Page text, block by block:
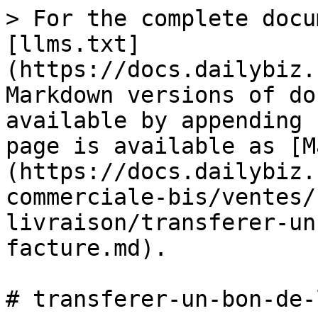
> For the complete
[llms.txt]
(https://
Markdown versions of
available by
page is available as
(https://
commerciale-bis/
livraison/transferer-
facture.md).
# transferer-un-bon-